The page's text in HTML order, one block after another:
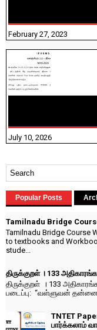
February 27, 2023
July 10, 2026
Popular Posts
Tamilnadu Bridge
Tamilnadu Bridge Course
to textbooks and
stude...
திருக்குறள் । 133
திருக்குறள் । 133
படைப்பு: “வள்ளுவன் தன்னை
TNTET
பார்க்கலாம்